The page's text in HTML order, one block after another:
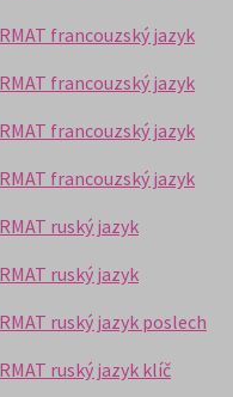
francouzský jazyk
francouzský jazyk
francouzský jazyk
francouzský jazyk
ruský jazyk
ruský jazyk
ruský jazyk poslech
ruský jazyk klíč